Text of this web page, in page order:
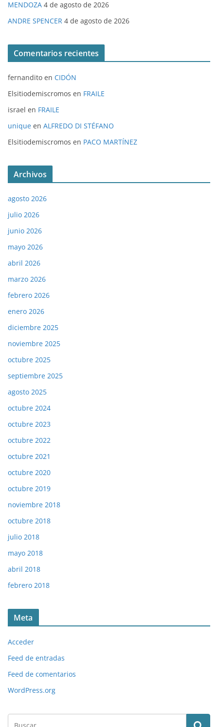
MENDOZA 4 de agosto de 2026
ANDRE SPENCER 4 de agosto de 2026
Comentarios recientes
fernandito en CIDÓN
Elsitiodemiscromos en FRAILE
israel en FRAILE
unique en ALFREDO DI STÉFANO
Elsitiodemiscromos en PACO MARTÍNEZ
Archivos
agosto 2026
julio 2026
junio 2026
mayo 2026
abril 2026
marzo 2026
febrero 2026
enero 2026
diciembre 2025
noviembre 2025
octubre 2025
septiembre 2025
agosto 2025
octubre 2024
octubre 2023
octubre 2022
octubre 2021
octubre 2020
octubre 2019
noviembre 2018
octubre 2018
julio 2018
mayo 2018
abril 2018
febrero 2018
Meta
Acceder
Feed de entradas
Feed de comentarios
WordPress.org